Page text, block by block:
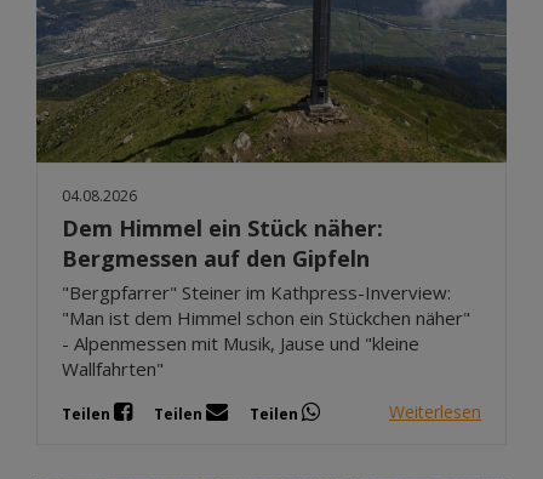
04.08.2026
Dem Himmel ein Stück näher:
Bergmessen auf den Gipfeln
"Bergpfarrer" Steiner im Kathpress-Inverview:
"Man ist dem Himmel schon ein Stückchen näher"
- Alpenmessen mit Musik, Jause und "kleine
Wallfahrten"
Teilen Teilen Teilen Weiterlesen